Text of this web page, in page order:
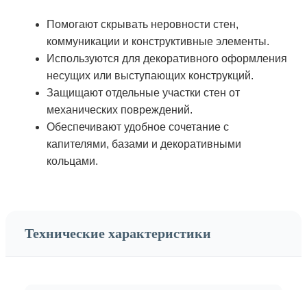
Помогают скрывать неровности стен,
коммуникации и конструктивные элементы.
Используются для декоративного оформления
несущих или выступающих конструкций.
Защищают отдельные участки стен от
механических повреждений.
Обеспечивают удобное сочетание с
капителями, базами и декоративными
кольцами.
Технические характеристики